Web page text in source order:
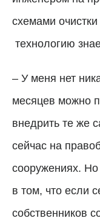
схемами очистки
технологию
– У меня нет
месяцев можно
внедрить те же
сейчас на
сооружениях.
в том, что если
собственников